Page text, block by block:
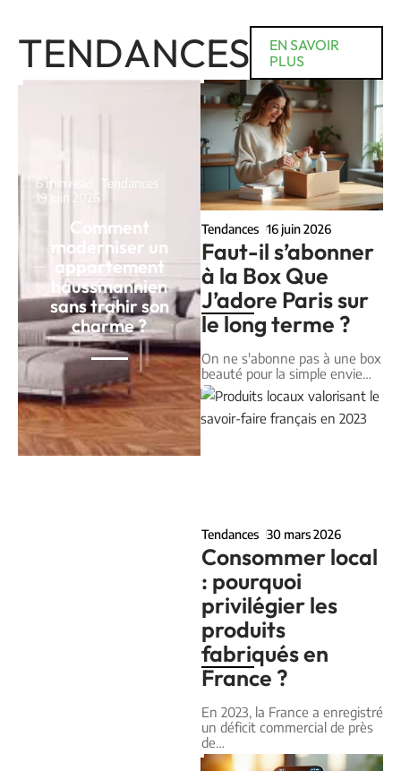
TENDANCES
EN SAVOIR
PLUS
6 min read
Tendances
19 juin 2026
Comment
moderniser un
appartement
haussmannien
sans trahir son
charme ?
Tendances 16 juin 2026
Faut-il s’abonner
à la Box Que
J’adore Paris sur
le long terme ?
On ne s'abonne pas à une box
beauté pour la simple envie…
Tendances 30 mars 2026
Consommer local
: pourquoi
privilégier les
produits
fabriqués en
France ?
En 2023, la France a enregistré
un déficit commercial de près
de…